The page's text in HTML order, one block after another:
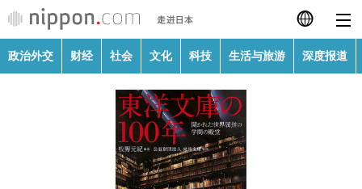
日本語
政治外交 财经 社会 文化 科技 生活与旅游 深度报道